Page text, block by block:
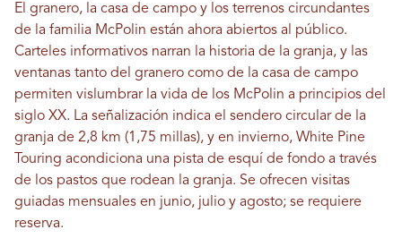
El granero, la casa de campo y los terrenos circundantes
de la familia McPolin están ahora abiertos al público.
Carteles informativos narran la historia de la granja, y las
ventanas tanto del granero como de la casa de campo
permiten vislumbrar la vida de los McPolin a principios del
siglo XX. La señalización indica el sendero circular de la
granja de 2,8 km (1,75 millas), y en invierno, White Pine
Touring acondiciona una pista de esquí de fondo a través
de los pastos que rodean la granja. Se ofrecen visitas
guiadas mensuales en junio, julio y agosto; se requiere
reserva.